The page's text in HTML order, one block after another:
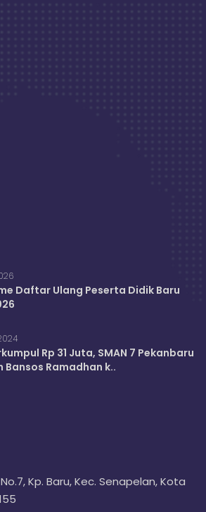
Daftar Ulang Peserta Didik Baru
Rp 31 Juta, SMAN 7 Pekanbaru
Bansos Ramadhan k..
Kp. Baru, Kec. Senapelan, Kota